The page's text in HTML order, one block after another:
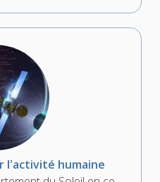
l'activité humaine